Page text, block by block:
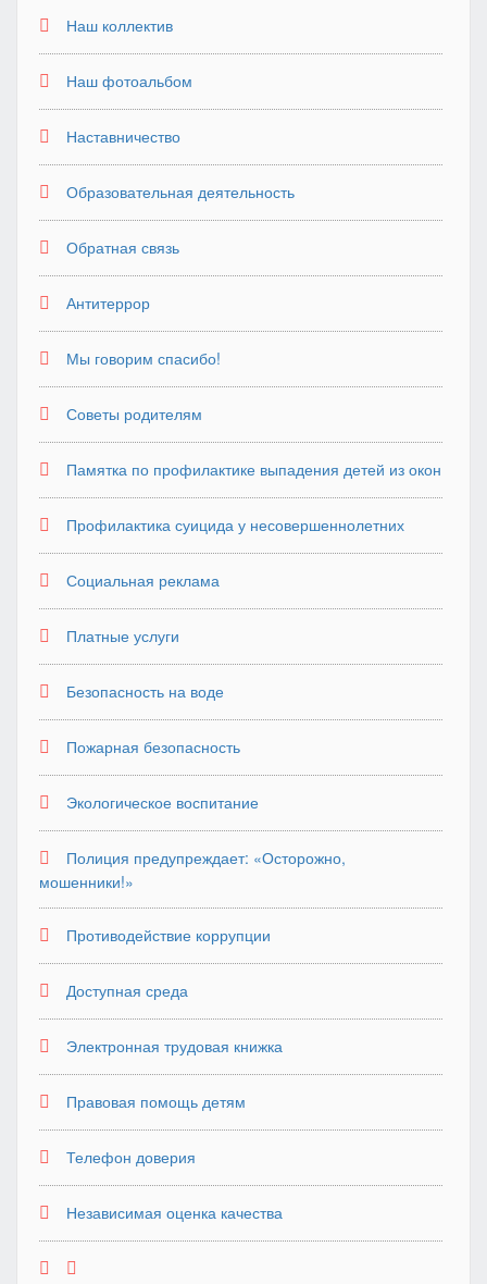
Наш коллектив
Наш фотоальбом
Наставничество
Образовательная деятельность
Обратная связь
Антитеррор
Мы говорим спасибо!
Советы родителям
Памятка по профилактике выпадения детей из окон
Профилактика суицида у несовершеннолетних
Социальная реклама
Платные услуги
Безопасность на воде
Пожарная безопасность
Экологическое воспитание
Полиция предупреждает: «Осторожно,
мошенники!»
Противодействие коррупции
Доступная среда
Электронная трудовая книжка
Правовая помощь детям
Телефон доверия
Независимая оценка качества